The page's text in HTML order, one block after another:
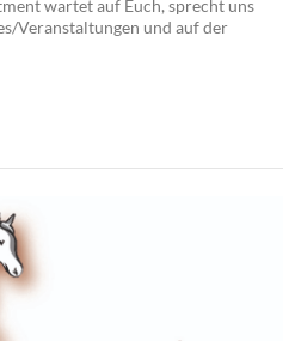
wartet auf Euch, sprecht uns
Veranstaltungen und auf der